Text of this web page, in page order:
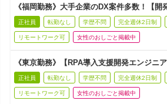
《福岡勤務》大手企業のDX案件多数！【開
正社員 転勤なし 学歴不問 完全週休2日制
リモートワーク可 女性のおしごと掲載中
《東京勤務》【RPA導入支援開発エンジニ
正社員 転勤なし 学歴不問 完全週休2日制
リモートワーク可 女性のおしごと掲載中